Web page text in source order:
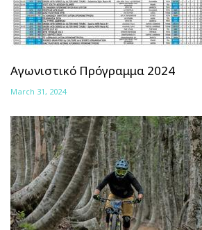
Αγωνιστικό Πρόγραμμα 2024
March 31, 2024